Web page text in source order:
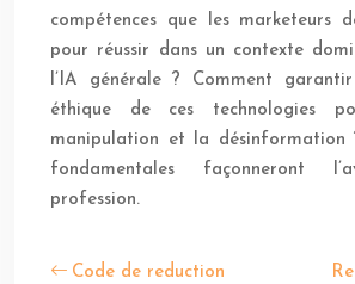
compétences que les marketeurs
pour réussir dans un contexte
l’IA générale ? Comment
éthique de ces technologies
manipulation et la désinformation
fondamentales façonneront
profession.
Code de reduction